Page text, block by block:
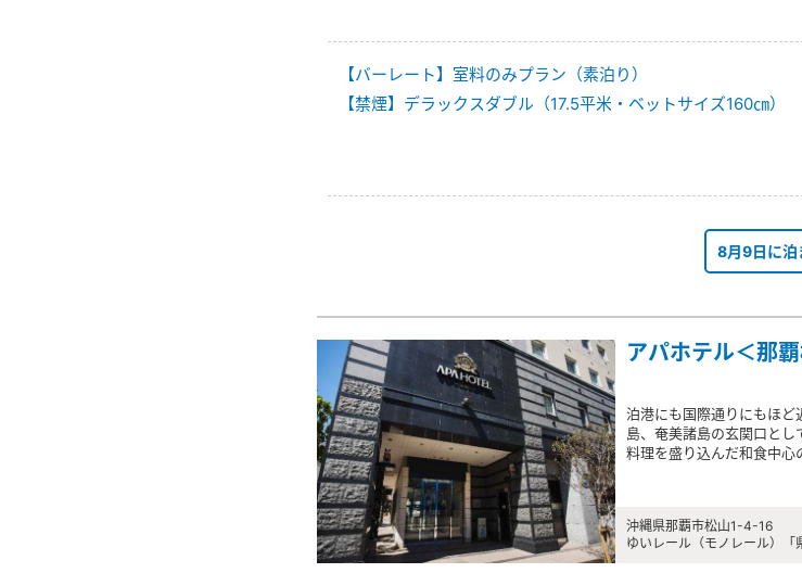
【バーレート】室料のみプラン（素泊り）
【禁煙】デラックスダブル（17.5平米・ベットサイズ160㎝）
8月9日に泊
アパホテル＜那
泊港にも国際通りにもほ
島、奄美諸島の玄関口とし
料理を盛り込んだ和食中心
沖縄県那覇市松山1-4-16
ゆいレール（モノレール）